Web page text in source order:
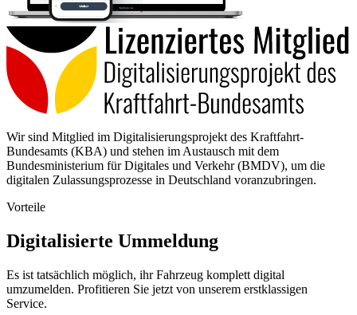
Wir sind Mitglied im Digitalisierungsprojekt des Kraftfahrt-
Bundesamts (KBA) und stehen im Austausch mit dem
Bundesministerium für Digitales und Verkehr (BMDV), um die
digitalen Zulassungsprozesse in Deutschland voranzubringen.
Vorteile
Digitalisierte Ummeldung
Es ist tatsächlich möglich, ihr Fahrzeug komplett digital
umzumelden. Profitieren Sie jetzt von unserem erstklassigen
Service.